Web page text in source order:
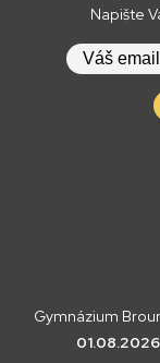
Napište
Gymnázium
01.08.2026